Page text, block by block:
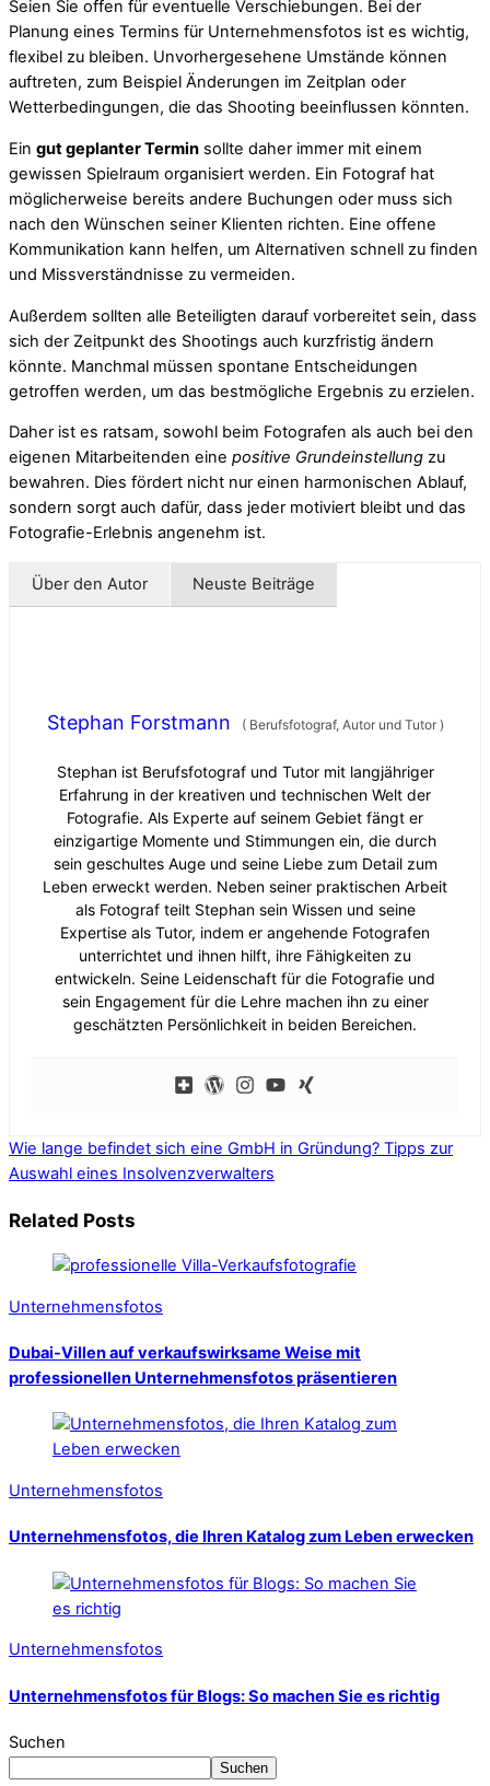
Seien Sie offen für eventuelle Verschiebungen. Bei der
Planung eines Termins für Unternehmensfotos ist es wichtig,
flexibel zu bleiben. Unvorhergesehene Umstände können
auftreten, zum Beispiel Änderungen im Zeitplan oder
Wetterbedingungen, die das Shooting beeinflussen könnten.
Ein gut geplanter Termin sollte daher immer mit einem
gewissen Spielraum organisiert werden. Ein Fotograf hat
möglicherweise bereits andere Buchungen oder muss sich
nach den Wünschen seiner Klienten richten. Eine offene
Kommunikation kann helfen, um Alternativen schnell zu finden
und Missverständnisse zu vermeiden.
Außerdem sollten alle Beteiligten darauf vorbereitet sein, dass
sich der Zeitpunkt des Shootings auch kurzfristig ändern
könnte. Manchmal müssen spontane Entscheidungen
getroffen werden, um das bestmögliche Ergebnis zu erzielen.
Daher ist es ratsam, sowohl beim Fotografen als auch bei den
eigenen Mitarbeitenden eine positive Grundeinstellung zu
bewahren. Dies fördert nicht nur einen harmonischen Ablauf,
sondern sorgt auch dafür, dass jeder motiviert bleibt und das
Fotografie-Erlebnis angenehm ist.
Über den Autor Neuste Beiträge
Stephan Forstmann (Berufsfotograf, Autor und Tutor )
Stephan ist Berufsfotograf und Tutor mit langjähriger
Erfahrung in der kreativen und technischen Welt der
Fotografie. Als Experte auf seinem Gebiet fängt er
einzigartige Momente und Stimmungen ein, die durch
sein geschultes Auge und seine Liebe zum Detail zum
Leben erweckt werden. Neben seiner praktischen Arbeit
als Fotograf teilt Stephan sein Wissen und seine
Expertise als Tutor, indem er angehende Fotografen
unterrichtet und ihnen hilft, ihre Fähigkeiten zu
entwickeln. Seine Leidenschaft für die Fotografie und
sein Engagement für die Lehre machen ihn zu einer
geschätzten Persönlichkeit in beiden Bereichen.
Wie lange befindet sich eine GmbH in Gründung? Tipps zur
Auswahl eines Insolvenzverwalters
Related Posts
Unternehmensfotos
Dubai-Villen auf verkaufswirksame Weise mit
professionellen Unternehmensfotos präsentieren
Unternehmensfotos
Unternehmensfotos, die Ihren Katalog zum Leben erwecken
Unternehmensfotos
Unternehmensfotos für Blogs: So machen Sie es richtig
Suchen
Suchen